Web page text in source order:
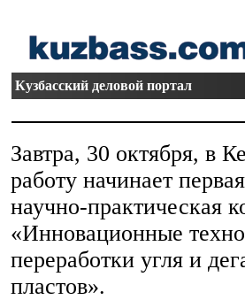
Кузбасский деловой портал
Завтра, 30 октября, в
работу начинает
научно-практическая
«Инновационные
переработки угля и
пластов».